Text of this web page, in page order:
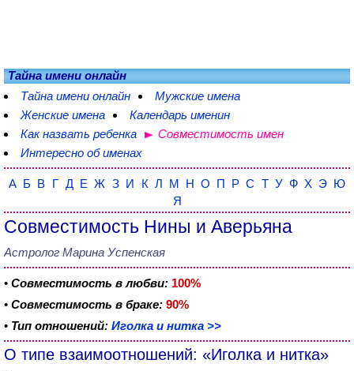
Тайна имени онлайн
Тайна имени онлайн
Мужские имена
Женские имена
Календарь именин
Как назвать ребенка
Совместимость имен
Интересно об именах
А Б В Г Д Е Ж З И К Л М Н О П Р С Т У Ф Х Э Ю
Я
Совместимость Нины и Аверьяна
Астролог Марина Успенская
• Совместимость в любви: 100%
• Совместимость в браке: 90%
• Тип отношений: Иголка и нитка >>
О типе взаимоотношений: «Иголка и нитка»